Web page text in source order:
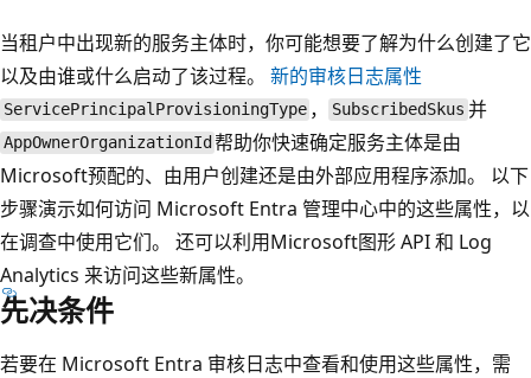
当租户中出现新的服务主体时，你可能想要了解为什么创建了它
以及由谁或什么启动了该过程。 新的审核日志属性
ServicePrincipalProvisioningType ， SubscribedSkus 并
AppOwnerOrganizationId 帮助你快速确定服务主体是由
Microsoft预配的、由用户创建还是由外部应用程序添加。 以下
步骤演示如何访问 Microsoft Entra 管理中心中的这些属性，以
在调查中使用它们。 还可以利用Microsoft图形 API 和 Log
Analytics 来访问这些新属性。
先决条件
若要在 Microsoft Entra 审核日志中查看和使用这些属性，需